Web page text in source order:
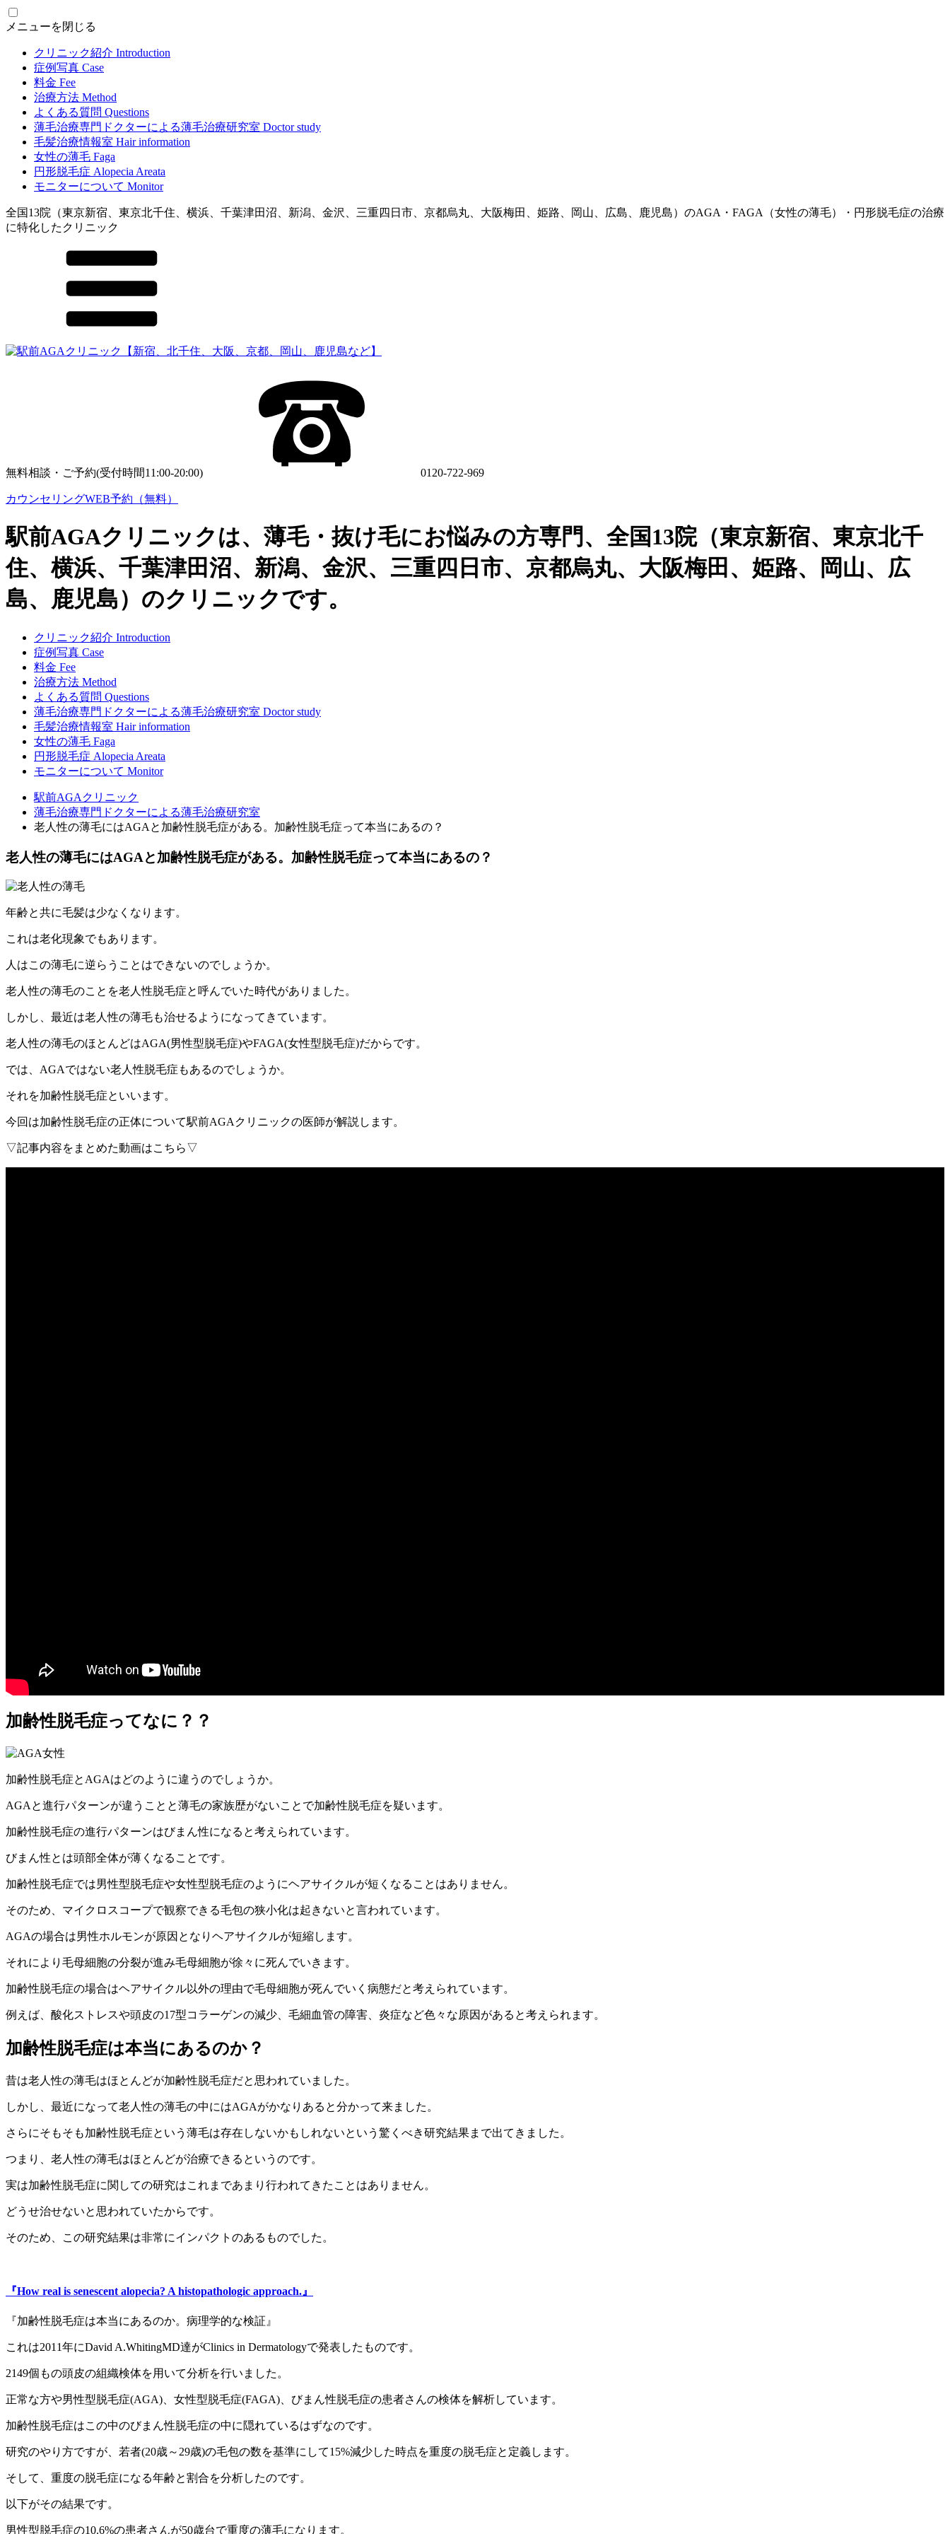
メニューを閉じる
クリニック紹介 Introduction
症例写真 Case
料金 Fee
治療方法 Method
よくある質問 Questions
薄毛治療専門ドクターによる薄毛治療研究室 Doctor study
毛髪治療情報室 Hair information
女性の薄毛 Faga
円形脱毛症 Alopecia Areata
モニターについて Monitor
全国13院（東京新宿、東京北千住、横浜、千葉津田沼、新潟、金沢、三重四日市、京都烏丸、大阪梅田、姫路、岡山、広島、鹿児島）のAGA・FAGA（女性の薄毛）・円形脱毛症の治療
に特化したクリニック
無料相談・ご予約(受付時間11:00-20:00) 0120-722-969
カウンセリングWEB予約（無料）
駅前AGAクリニックは、薄毛・抜け毛にお悩みの方専門、全国13院（東京新宿、東京北千
住、横浜、千葉津田沼、新潟、金沢、三重四日市、京都烏丸、大阪梅田、姫路、岡山、広
島、鹿児島）のクリニックです。
クリニック紹介 Introduction
症例写真 Case
料金 Fee
治療方法 Method
よくある質問 Questions
薄毛治療専門ドクターによる薄毛治療研究室 Doctor study
毛髪治療情報室 Hair information
女性の薄毛 Faga
円形脱毛症 Alopecia Areata
モニターについて Monitor
駅前AGAクリニック
薄毛治療専門ドクターによる薄毛治療研究室
老人性の薄毛にはAGAと加齢性脱毛症がある。加齢性脱毛症って本当にあるの？
老人性の薄毛にはAGAと加齢性脱毛症がある。加齢性脱毛症って本当にあるの？
年齢と共に毛髪は少なくなります。
これは老化現象でもあります。
人はこの薄毛に逆らうことはできないのでしょうか。
老人性の薄毛のことを老人性脱毛症と呼んでいた時代がありました。
しかし、最近は老人性の薄毛も治せるようになってきています。
老人性の薄毛のほとんどはAGA(男性型脱毛症)やFAGA(女性型脱毛症)だからです。
では、AGAではない老人性脱毛症もあるのでしょうか。
それを加齢性脱毛症といいます。
今回は加齢性脱毛症の正体について駅前AGAクリニックの医師が解説します。
▽記事内容をまとめた動画はこちら▽
加齢性脱毛症ってなに？？
加齢性脱毛症とAGAはどのように違うのでしょうか。
AGAと進行パターンが違うことと薄毛の家族歴がないことで加齢性脱毛症を疑います。
加齢性脱毛症の進行パターンはびまん性になると考えられています。
びまん性とは頭部全体が薄くなることです。
加齢性脱毛症では男性型脱毛症や女性型脱毛症のようにヘアサイクルが短くなることはありません。
そのため、マイクロスコープで観察できる毛包の狭小化は起きないと言われています。
AGAの場合は男性ホルモンが原因となりヘアサイクルが短縮します。
それにより毛母細胞の分裂が進み毛母細胞が徐々に死んでいきます。
加齢性脱毛症の場合はヘアサイクル以外の理由で毛母細胞が死んでいく病態だと考えられています。
例えば、酸化ストレスや頭皮の17型コラーゲンの減少、毛細血管の障害、炎症など色々な原因があると考えられます。
加齢性脱毛症は本当にあるのか？
昔は老人性の薄毛はほとんどが加齢性脱毛症だと思われていました。
しかし、最近になって老人性の薄毛の中にはAGAがかなりあると分かって来ました。
さらにそもそも加齢性脱毛症という薄毛は存在しないかもしれないという驚くべき研究結果まで出てきました。
つまり、老人性の薄毛はほとんどが治療できるというのです。
実は加齢性脱毛症に関しての研究はこれまであまり行われてきたことはありません。
どうせ治せないと思われていたからです。
そのため、この研究結果は非常にインパクトのあるものでした。
『How real is senescent alopecia? A histopathologic approach.』
『加齢性脱毛症は本当にあるのか。病理学的な検証』
これは2011年にDavid A.WhitingMD達がClinics in Dermatologyで発表したものです。
2149個もの頭皮の組織検体を用いて分析を行いました。
正常な方や男性型脱毛症(AGA)、女性型脱毛症(FAGA)、びまん性脱毛症の患者さんの検体を解析しています。
加齢性脱毛症はこの中のびまん性脱毛症の中に隠れているはずなのです。
研究のやり方ですが、若者(20歳～29歳)の毛包の数を基準にして15%減少した時点を重度の脱毛症と定義します。
そして、重度の脱毛症になる年齢と割合を分析したのです。
以下がその結果です。
男性型脱毛症の10.6%の患者さんが50歳台で重度の薄毛になります。